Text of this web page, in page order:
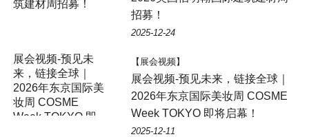
筑建材周招募！
招募！
2025-12-24
【展会视频】
展会视频-预见未来，链接全球｜
2026年东京国际美妆周 COSME
Week TOKYO 即将启幕！
2025-12-11